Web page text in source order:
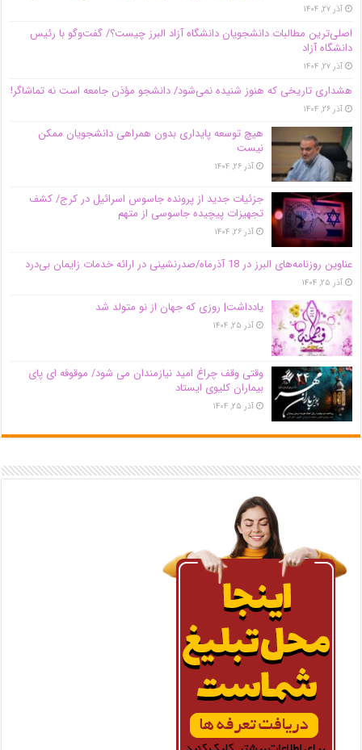
آذر ۲۷, ۱۴۰۴
اصلی‌ترین مطالبات دانشجویان دانشگاه آزاد البرز چیست؟/ گفت‌وگو با رئیس
دانشگاه آز‌اد
آذر ۲۷, ۱۴۰۴
هشداری تاریخی که هنوز شنیده نمی‌شود/ دانشجو مؤذن جامعه است نه تماشاگر!
آذر ۲۶, ۱۴۰۴
هیچ توسعه پایداری بدون همراهی دانشجویان ممکن
نیست
آذر ۲۶, ۱۴۰۴
جزئیات جدید از پرونده جاسوس اسرائیل در کرج/‌ کشف
تجهیزات پیچیده جاسوسی از متهم
آذر ۲۶, ۱۴۰۴
عناوین روزنامه‌های البرز در ‌18 آذرماه/صدرنشینی در ارائه خدمات زایمان بی‌درد
آذر ۲۵, ۱۴۰۴
یادداشت| روزی که جهان از نو متولد شد
آذر ۲۵, ۱۴۰۴
وقتی وقف چراغ امید نیازمندان می شود/ موقوفه ای پای
بیماران کلیوی ایستاد
آذر ۲۵, ۱۴۰۴